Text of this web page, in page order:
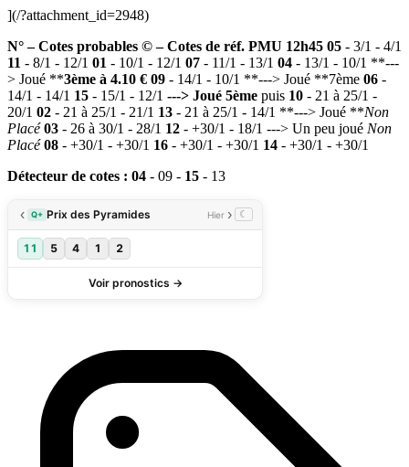
](/?attachment_id=2948)
N° – Cotes probables © – Cotes de réf. PMU 12h45 05 - 3/1 - 4/1
11 - 8/1 - 12/1 01 - 10/1 - 12/1 07 - 11/1 - 13/1 04 - 13/1 - 10/1 **---
> Joué **3ème à 4.10 € 09 - 14/1 - 10/1 **---> Joué **7ème 06 -
14/1 - 14/1 15 - 15/1 - 12/1 ---> Joué 5ème puis 10 - 21 à 25/1 -
20/1 02 - 21 à 25/1 - 21/1 13 - 21 à 25/1 - 14/1 **---> Joué **Non
Placé 03 - 26 à 30/1 - 28/1 12 - +30/1 - 18/1 ---> Un peu joué Non
Placé 08 - +30/1 - +30/1 16 - +30/1 - +30/1 14 - +30/1 - +30/1
Détecteur de cotes : 04 - 09 - 15 - 13